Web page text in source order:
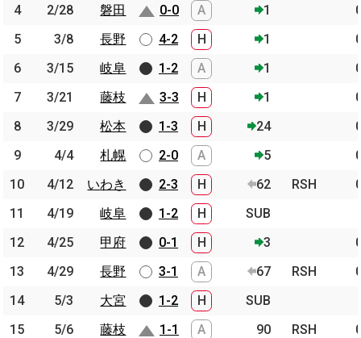
4 2/28 磐田 0-0 A 1
5
3/8 長野 4-2 H 1
6
3/15 岐阜 1-2 A 1
7
3/21 藤枝 3-3 H 1
8
3/29 松本 1-3 H 24
9
4/4 札幌 2-0 A 5
10
4/12 いわき 2-3 H 62 RSH
11
4/19 岐阜 1-2 H
SUB
12
4/25 甲府 0-1 H 3
13
4/29 長野 3-1 A 67 RSH
14
5/3 大宮 1-2 H
SUB
15
5/6 藤枝 1-1 A 90 RSH
4 2/28
磐田
5
3/8
長野
6
3/15
岐阜
7
3/21
藤枝
8
3/29
松本
9
4/4
札幌
10
4/12
いわき
11
4/19
岐阜
12
4/25
甲府
13
4/29
長野
14
5/3
大宮
15
5/6
藤枝